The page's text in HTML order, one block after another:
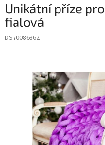
Unikátní příze
fialová
DS70086362